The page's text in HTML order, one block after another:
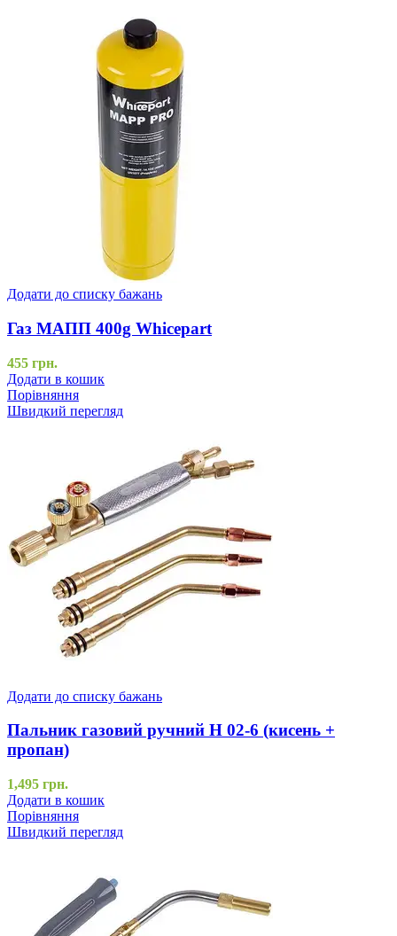
Додати до списку бажань
Газ МАПП 400g Whicepart
455 грн.
Додати в кошик
Порівняння
Швидкий перегляд
Додати до списку бажань
Пальник газовий ручний H 02-6 (кисень +
пропан)
1,495 грн.
Додати в кошик
Порівняння
Швидкий перегляд